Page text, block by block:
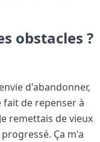
obstacles ?
d'abandonner,
fait de repenser à
remettais de vieux
Ça m'a